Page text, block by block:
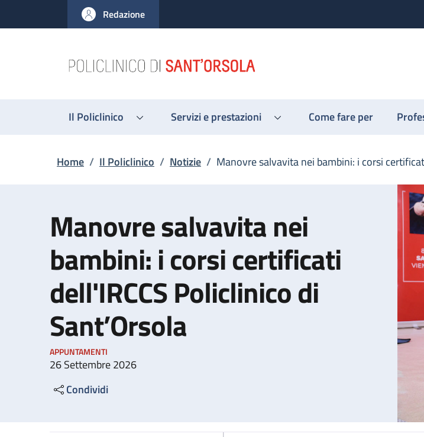
al contenuto principale
to footer content
Redazione
Il Policlinico Servizi e prestazioni Come fare per
Briciole di pane
Home / Il Policlinico / Notizie / Manovre salvavita nei bambini: i corsi
Manovre salvavita nei
bambini: i corsi certificati
dell'IRCCS Policlinico di
Sant’Orsola
APPUNTAMENTI
26 Settembre 2026
Condividi